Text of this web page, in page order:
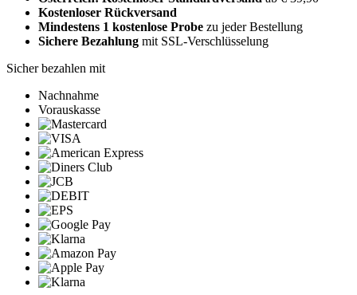
Kostenloser Rückversand
Mindestens 1 kostenlose Probe zu jeder Bestellung
Sichere Bezahlung mit SSL-Verschlüsselung
Sicher bezahlen mit
Nachnahme
Vorauskasse